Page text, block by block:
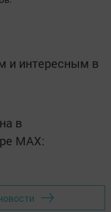
и интересным в
в
MАХ: